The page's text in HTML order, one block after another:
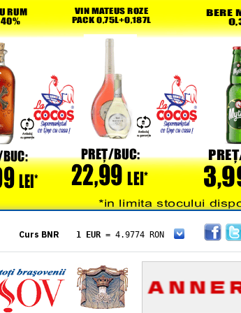
Curs BNR 1 EUR = 4.9774 RON
= 5.8304 RON
1 XAU= 464.4611 RON
1 AED= 1.1933 RON
1 AUD= 2.7957 RON
1 BGN= 2.5449 RON